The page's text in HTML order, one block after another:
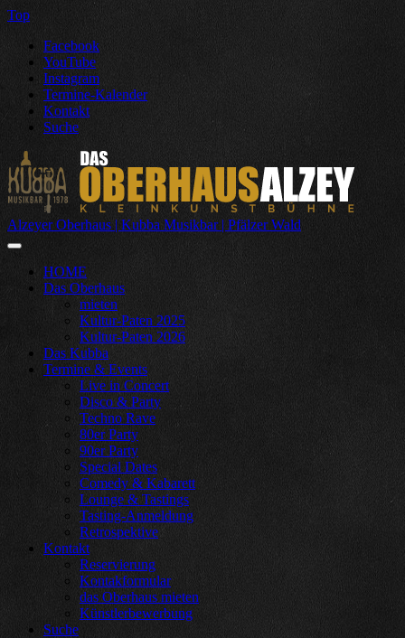
Top
Facebook
YouTube
Instagram
Termine-Kalender
Kontakt
Suche
Alzeyer Oberhaus | Kubba Musikbar | Pfälzer Wald
HOME
Das Oberhaus
mieten
Kultur-Paten 2025
Kultur-Paten 2026
Das Kubba
Termine & Events
Live in Concert
Disco & Party
Techno Rave
80er Party
90er Party
Special Dates
Comedy & Kabarett
Lounge & Tastings
Tasting-Anmeldung
Retrospektive
Kontakt
Reservierung
Kontakformular
das Oberhaus mieten
Künstlerbewerbung
Suche